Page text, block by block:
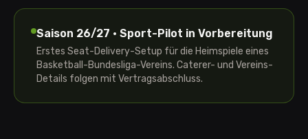
Saison 26/27 · Sport-Pilot in Vorbereitung
Erstes Seat-Delivery-Setup für die Heimspiele eines
Basketball-Bundesliga-Vereins. Caterer- und Vereins-
Details folgen mit Vertragsabschluss.